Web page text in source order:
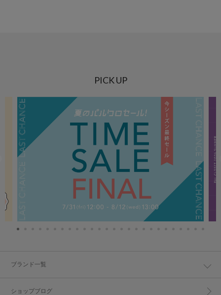
PICK UP
ブランド一覧
ショップブログ